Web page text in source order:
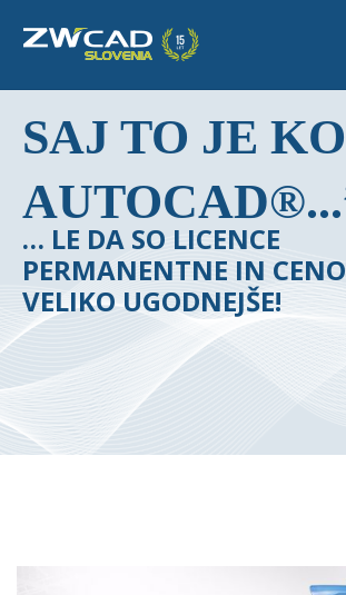
“ZWCAD™
SAJ TO JE
… LE DA SO LICENCE
PERMANENTNE IN
VELIKO UGODNEJŠE!